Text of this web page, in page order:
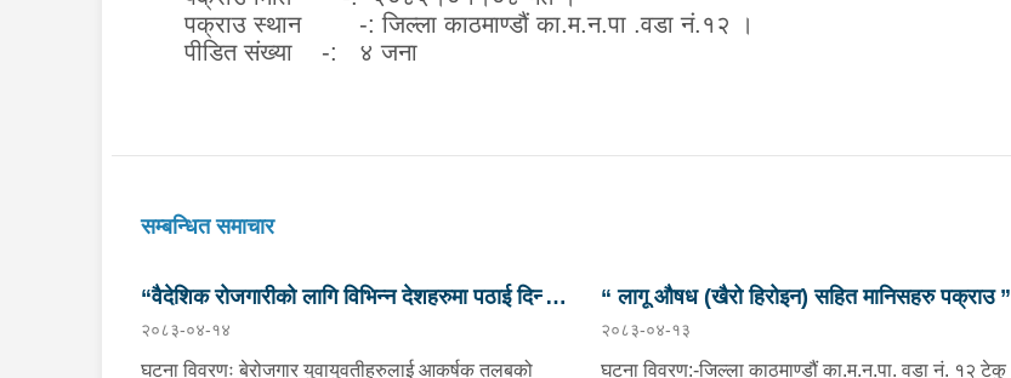
पक्राउ स्थान
:- जिल्ला काठमाण्डौं का.म.न.पा .वडा नं.१२ ।
पीडित संख्या :- ४ जना
सम्बन्धित समाचार
“वैदेशिक रोजगारीको लागि विभिन्न देशहरुमा पठाई दिन्छु
भनि ठगी गर्ने व्यक्तिहरु पक्राउ"
२०८३-०४-१४
घटना विवरणः बेरोजगार युवायुवतीहरुलाई आकर्षक तलबको
“ लागू औषध (खैरो हिरोइन) सहित मानिसहरु पक्राउ ”
२०८३-०४-१३
घटना विवरण:-जिल्ला काठमाण्डौं का.म.न.पा. वडा नं. १२ टेकु